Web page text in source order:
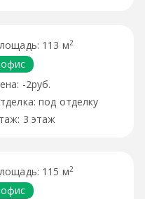
113 м2
офис
-2руб.
под отделку
3 этаж
115 м2
офис